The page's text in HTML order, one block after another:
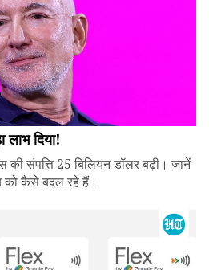
दिया!
संपत्ति 25 बिलियन डॉलर बढ़ी। जानें
को कैसे बदल रहे हैं।